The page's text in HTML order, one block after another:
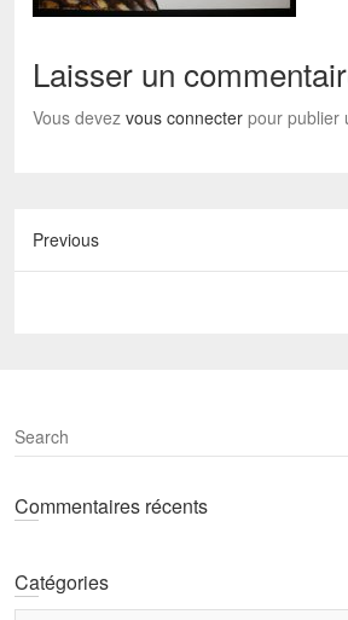
Laisser un
Vous devez vous connecter pour publier
Previous
S
e
r
Commentaires récents
Catégories